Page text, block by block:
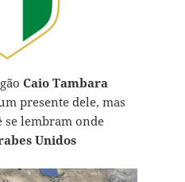
Caio Tambara
presente dele, mas
se lembram onde
Unidos